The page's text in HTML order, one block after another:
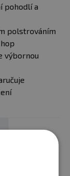
pohodlí a
polstrováním
výbornou
nehodnotil